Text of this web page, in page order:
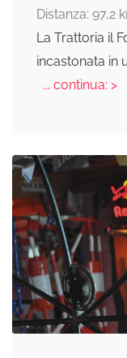
Distanza: 97,2
La Trattoria il
incastonata in
... continua: >